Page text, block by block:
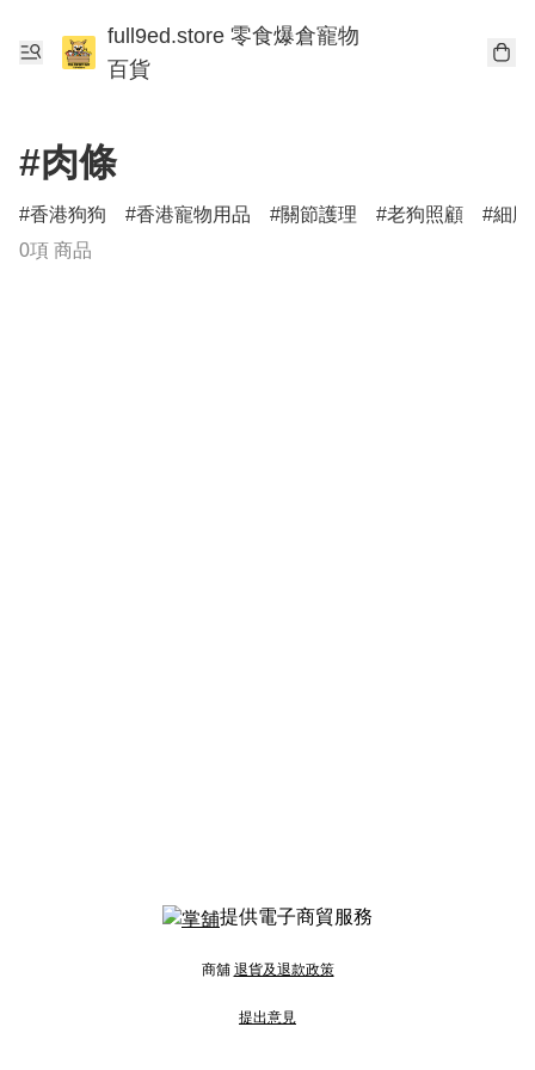
full9ed.store 零食爆倉寵物
百貨
#肉條
香港狗狗 香港寵物用品 關節護理 老狗照顧
細
0項 商品
提供電子商貿服務
商舖 退貨及退款政策
提出意見